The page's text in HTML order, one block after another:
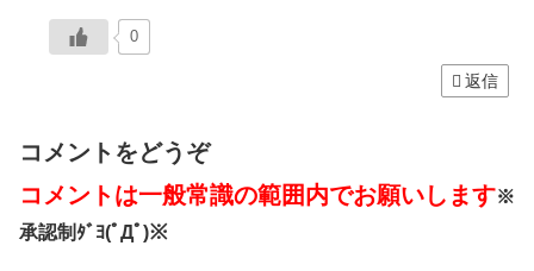
0
返信
コメントをどうぞ
コメントは一般常識の範囲内でお願いします※
承認制ﾀﾞﾖ(ﾟДﾟ)※